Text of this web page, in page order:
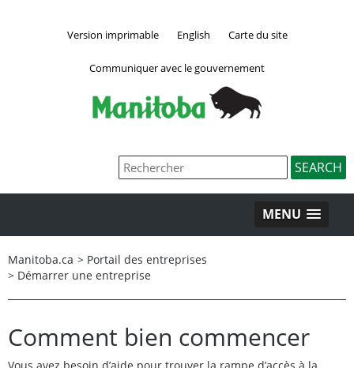
Version imprimable English Carte du site
Communiquer avec le gouvernement
MENU
Manitoba.ca > Portail des entreprises
> Démarrer une entreprise
Comment bien commencer